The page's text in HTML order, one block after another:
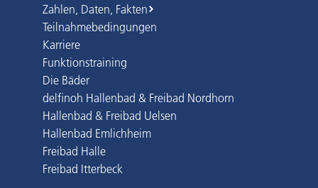
Zahlen, Daten, Fakten
Teilnahmebedingungen
Karriere
Funktionstraining
Die Bäder
delfinoh Hallenbad & Freibad Nordhorn
Hallenbad & Freibad Uelsen
Hallenbad Emlichheim
Freibad Halle
Freibad Itterbeck